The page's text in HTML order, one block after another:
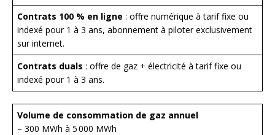
Contrats 100 % en ligne : offre numérique à tarif fixe ou
indexé pour 1 à 3 ans, abonnement à piloter exclusivement
sur internet.
Contrats duals : offre de gaz + électricité à tarif fixe ou
indexé pour 1 à 3 ans.
Volume de consommation de gaz annuel
– 300 MWh à 5 000 MWh